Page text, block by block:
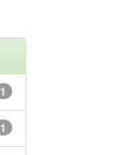
1
1